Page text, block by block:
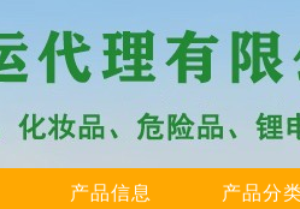
产品信息 产品分